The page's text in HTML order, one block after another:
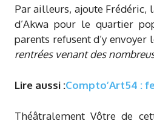
Par ailleurs, ajoute Frédéric,
d’Akwa pour le quartier
parents refusent d’y envoyer
rentrées venant des
Lire aussi :Compto’Art54 :
Théâtralement Vôtre de